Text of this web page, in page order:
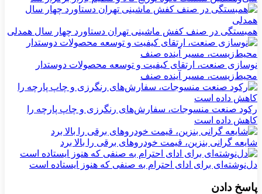
همبستگی در صنف کفش ماشینی تهران دستاورد چهار سال همدلی
نوسازی صنعت، ارتقای کیفیت و توسعه محصولات دوستدار
محیط‌زیست، مسیر آینده صنف
رکود صنعت منسوجات، سفارش‌های رنگرزی و چاپ پارچه را
کاهش داده است
شایعه گرانی بنزین، قیمت خودروهای برقی را بالا برد
دل‌نوشته‌ای برای ادای احترام به صنفی که هنوز ایستاده است
پاسخ دادن